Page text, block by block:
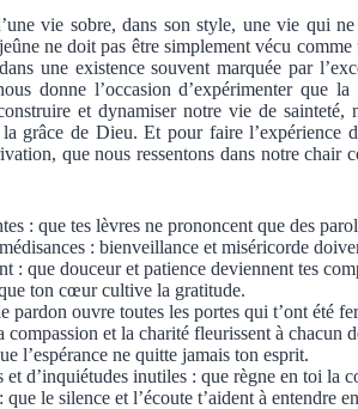
vie sobre, dans son style, une vie qui
ne doit pas être simplement vécu
une existence souvent marquée par
donne l’occasion d’expérimenter que
et dynamiser notre vie de sainteté,
grâce de Dieu. Et pour faire l’expérience
que nous ressentons dans notre chair
: que tes lèvres ne prononcent que des
: bienveillance et miséricorde
: que douceur et patience deviennent tes
ton cœur cultive la gratitude.
pardon ouvre toutes les portes qui t’ont été
compassion et la charité fleurissent à chacun
l’espérance ne quitte jamais ton esprit.
et d’inquiétudes inutiles : que règne en toi la
le silence et l’écoute t’aident à entendre